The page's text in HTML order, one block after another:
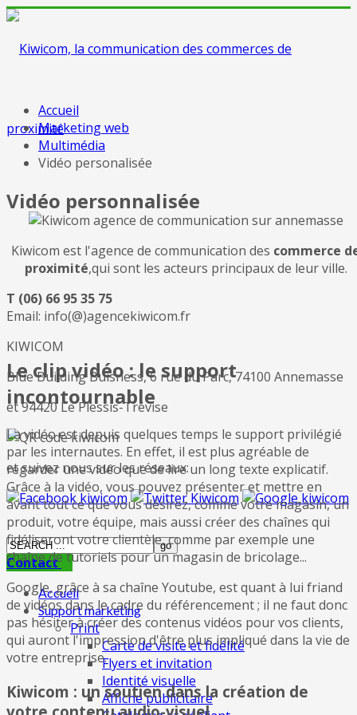
Kiwicom est l'agence de communication des commerce
proximité,qui sont les acteurs principaux de leur ville.
T (06) 66 95 35 75
Email: info(@)agencekiwicom.fr
KIWICOM
Blue Building Buisness, 6 rue du Parc, 74100 Annemasse
et 94420 Le Plessis-Trévise
et suivez nous sur les réseaux:
Contact
Accueil
Support marketing
Print
Carte de visite et fidélité
Flyers et invitation
Identité visuelle
Affiche publicitaire
Accueil
Marketing web
Multimédia
Vidéo personalisée
Vidéo personnalisée
Le clip vidéo : le support
incontournable
La vidéo est depuis quelques temps le support privilégié
par les internautes. En effet, il est plus agréable de
regarder une vidéo que de lire un long texte explicatif.
Grâce à la vidéo, vous pouvez présenter et mettre en
avant tout ce que vous désirez, comme votre magasin, un
produit, votre équipe, mais aussi créer des chaînes qui
fidéliseront votre clientèle, comme par exemple une
chaîne de tutoriels pour un magasin de bricolage...
Google, grâce à sa chaîne Youtube, est quant à lui friand
de vidéos dans le cadre du référencement ; il ne faut donc
pas hésiter à créer des contenus vidéos pour vos clients,
qui auront l'impression d'être plus impliqué dans la vie de
votre entreprise.
Kiwicom : un soutien dans la création de